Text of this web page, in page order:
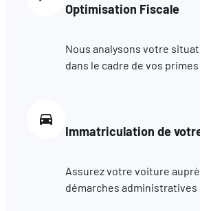
Optimisation Fiscale
Nous analysons votre
dans le cadre de vos primes
Immatriculation de
Assurez votre voiture
démarches